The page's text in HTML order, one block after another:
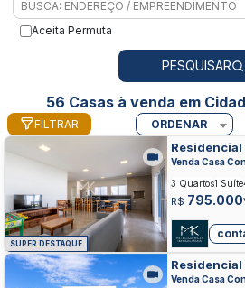
Aceita Permuta
PESQUISAR
56 Casas à venda em
FILTRAR ORDENAR
SUPER DESTAQUE
Residencial
CIDADE
Venda Casa
R$ 795.000
3 Quartos1 Suíte
Residencial
Venda Casa